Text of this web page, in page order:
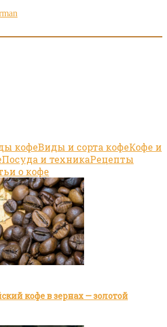
кофеВиды и сорта кофеКофе и
Посуда и техникаРецепты
о кофе
кофе в зернах — золотой